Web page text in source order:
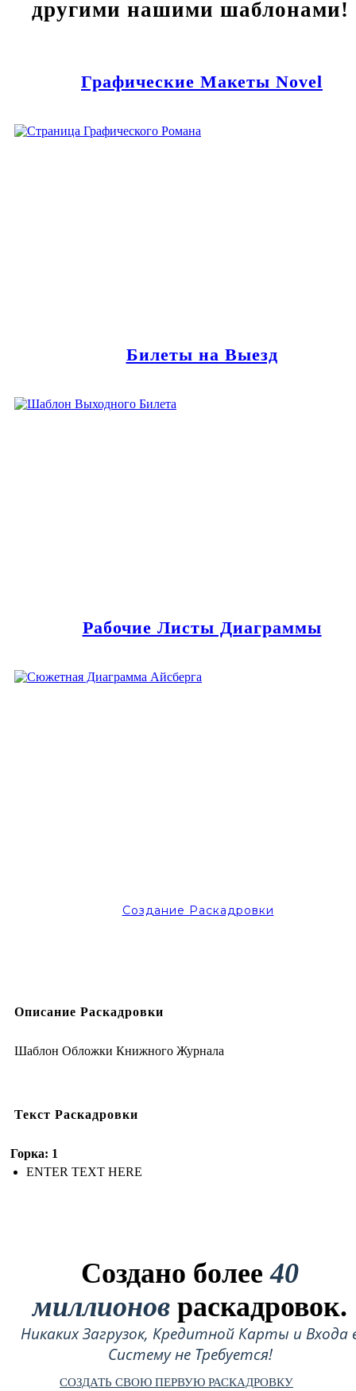
другими нашими шаблонами!
Графические Макеты Novel
Билеты на Выезд
Рабочие Листы Диаграммы
Создание Раскадровки
Описание Раскадровки
Шаблон Обложки Книжного Журнала
Текст Раскадровки
Горка: 1
ENTER TEXT HERE
Создано более40
миллионов раскадровок.
Никаких Загрузок, Кредитной Карты и Входа
Систему не Требуется!
СОЗДАТЬ СВОЮ ПЕРВУЮ РАСКАДРОВКУ